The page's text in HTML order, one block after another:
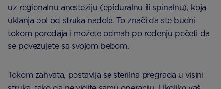
uz regionalnu anesteziju (epiduralnu ili spinalnu), koja
uklanja bol od struka nadole. To znači da ste budni
tokom porođaja i možete odmah po rođenju početi da
se povezujete sa svojom bebom.
Tokom zahvata, postavlja se sterilna pregrada u visini